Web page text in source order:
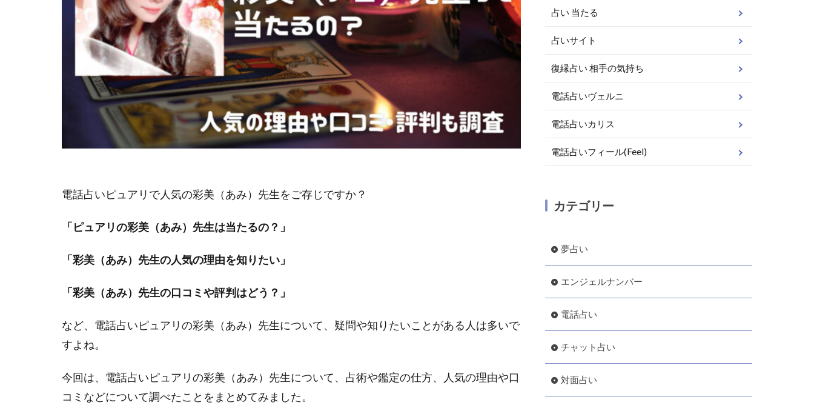
電話占いピュアリで人気の彩美（あみ）先生をご存じですか？
「ピュアリの彩美（あみ）先生は当たるの？」
「彩美（あみ）先生の人気の理由を知りたい」
「彩美（あみ）先生の口コミや評判はどう？」
など、電話占いピュアリの彩美（あみ）先生について、疑問や知りたいことがある人は多いで
すよね。
今回は、電話占いピュアリの彩美（あみ）先生について、占術や鑑定の仕方、人気の理由や口
コミなどについて調べたことをまとめてみました。
占い 当たる
占いサイト
復縁占い 相手の気持ち
電話占いヴェルニ
電話占いカリス
電話占いフィール(Feel)
カテゴリー
夢占い
エンジェルナンバー
電話占い
チャット占い
対面占い